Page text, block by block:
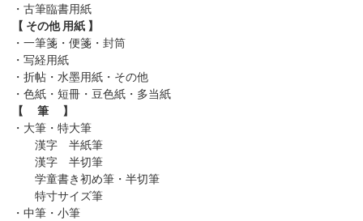
・古筆臨書用紙
【 その他 用紙 】
・一筆箋・便箋・封筒
・写経用紙
・折帖・水墨用紙・その他
・色紙・短冊・豆色紙・多当紙
【 筆 】
・大筆・特大筆
漢字 半紙筆
漢字 半切筆
学童書き初め筆・半切筆
特寸サイズ筆
・中筆・小筆